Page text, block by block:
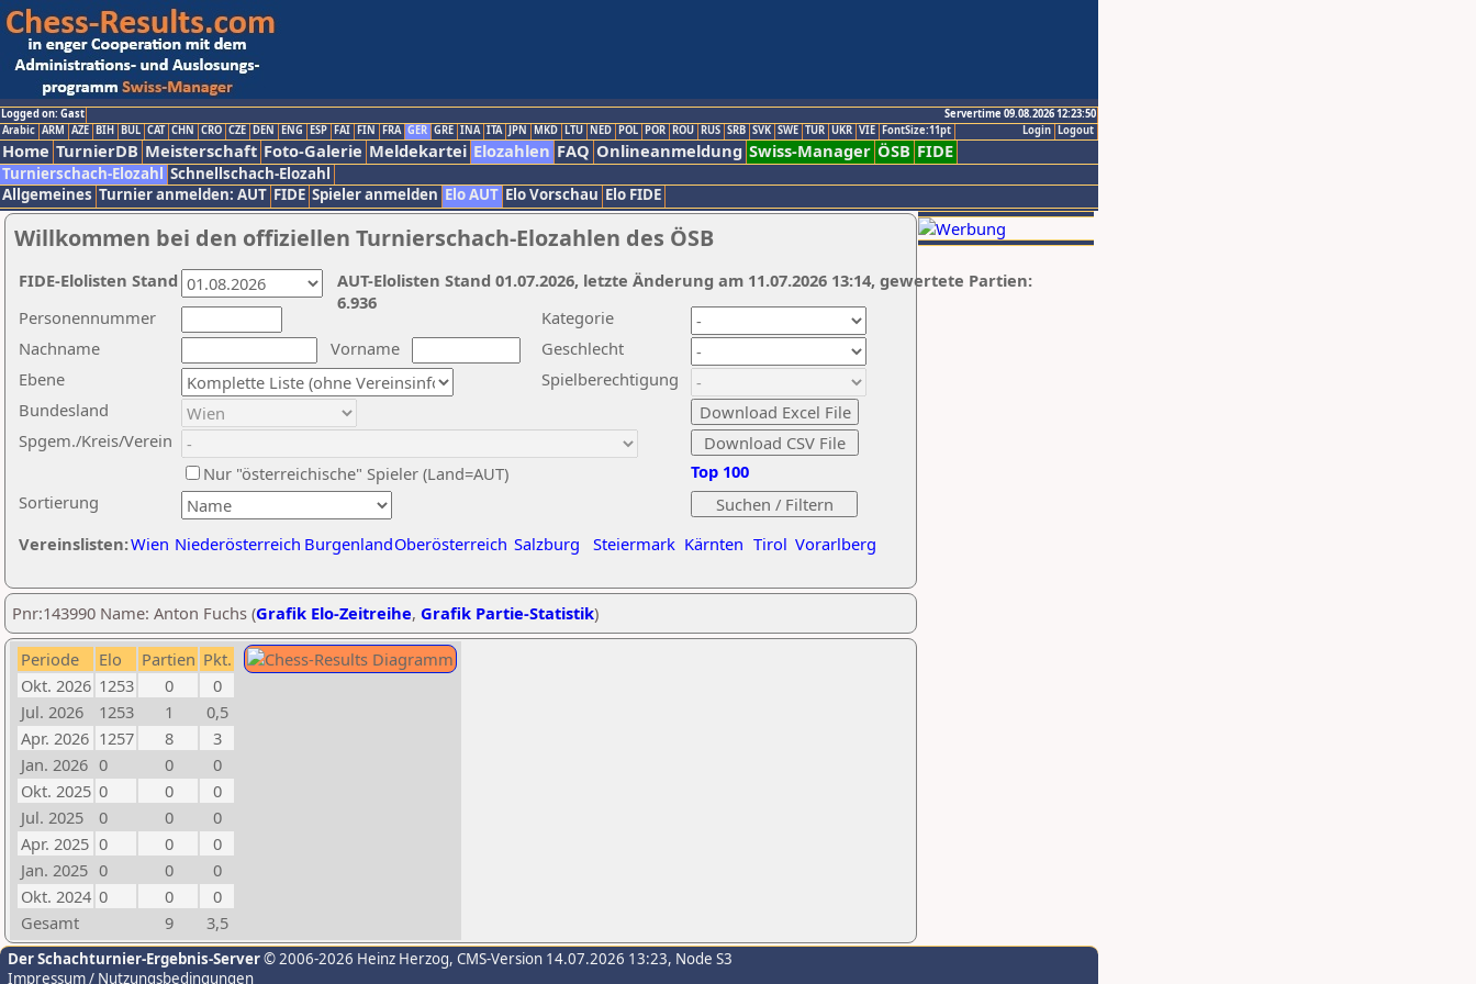
Logged on: Gast
Servertime 09.08.2026 12:23:50
Logout
Login
Arabic ARM AZE BIH BUL CAT CHN CRO CZE DEN ENG ESP FAI FIN FRA GER GRE INA ITA JPN MKD LTU NED POL POR ROU RUS SRB SVK SWE TUR UKR VIE FontSize:11pt
Home TurnierDB Meisterschaft Foto-Galerie Meldekartei Elozahlen FAQ Onlineanmeldung Swiss-Manager ÖSB FIDE
Turnierschach-Elozahl Schnellschach-Elozahl
Allgemeines Turnier anmelden: AUT FIDE Spieler anmelden Elo AUT Elo Vorschau Elo FIDE
Willkommen bei den offiziellen Turnierschach-Elozahlen des ÖSB
Nachname
Vorname
Ebene
Kategorie
Sortierung
Personennummer
Bundesland
Spgem./Kreis/Verein
Geschlecht
Nur "österreichische" Spieler (Land=AUT)
Spielberechtigung
Vereinslisten:Wien Niederösterreich BurgenlandOberösterreich Salzburg Steiermark Kärnten Tirol Vorarlberg
Top 100
AUT-Elolisten Stand 01.07.2026, letzte Änderung am 11.07.2026 13:14, gewertete Partien:
6.936
FIDE-Elolisten Stand
Pnr:143990 Name: Anton Fuchs (Grafik Elo-Zeitreihe, Grafik Partie-Statistik)
Periode Elo Partien Pkt.
Okt. 2026 1253 0
0
Jul. 2026
1253 1
0,5
Apr. 2026 1257 8
3
Jan. 2026 0 0
0
Okt. 2025 0 0
0
Jul. 2025
0 0
0
Apr. 2025 0 0
0
Jan. 2025 0 0
0
Okt. 2024 0 0
0
Gesamt
9 3,5
Der Schachturnier-Ergebnis-Server© 2006-2026 Heinz Herzog, CMS-Version 14.07.2026 13:23, Node S3
Impressum / Nutzungsbedingungen